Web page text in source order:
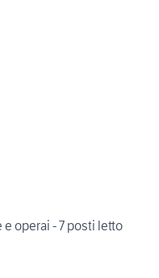
operai - 7 posti letto